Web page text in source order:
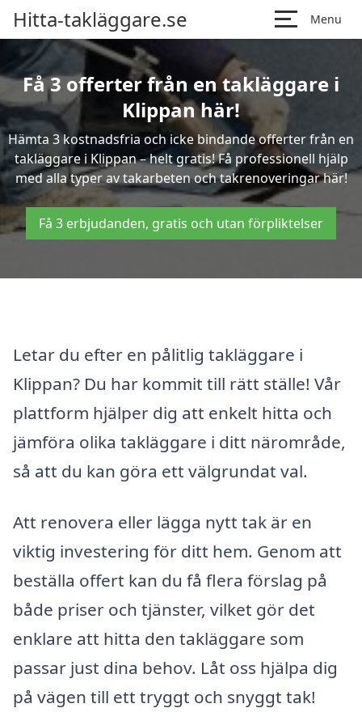
Hitta-takläggare.se Menu
Få 3 offerter från en takläggare i
Klippan här!
Hämta 3 kostnadsfria och icke bindande offerter från en
takläggare i Klippan – helt gratis! Få professionell hjälp
med alla typer av takarbeten och takrenoveringar här!
Få 3 erbjudanden, gratis och utan förpliktelser
Letar du efter en pålitlig takläggare i
Klippan? Du har kommit till rätt ställe! Vår
plattform hjälper dig att enkelt hitta och
jämföra olika takläggare i ditt närområde,
så att du kan göra ett välgrundat val.
Att renovera eller lägga nytt tak är en
viktig investering för ditt hem. Genom att
beställa offert kan du få flera förslag på
både priser och tjänster, vilket gör det
enklare att hitta den takläggare som
passar just dina behov. Låt oss hjälpa dig
på vägen till ett tryggt och snyggt tak!